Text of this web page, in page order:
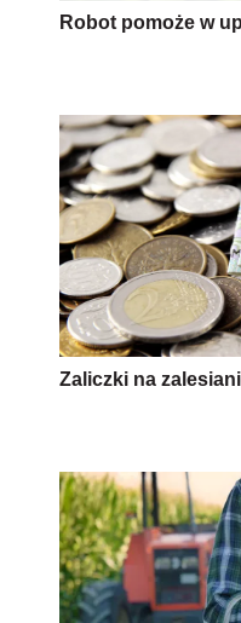
Robot pomoże w
Zaliczki na